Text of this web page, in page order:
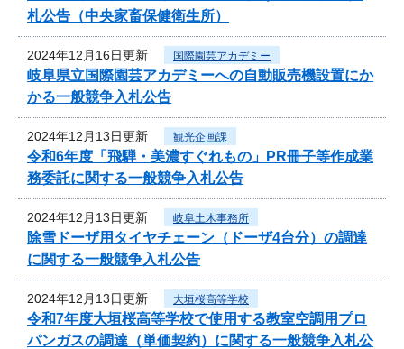
札公告（中央家畜保健衛生所）
2024年12月16日更新 国際園芸アカデミー
岐阜県立国際園芸アカデミーへの自動販売機設置にか
かる一般競争入札公告
2024年12月13日更新 観光企画課
令和6年度「飛騨・美濃すぐれもの」PR冊子等作成業
務委託に関する一般競争入札公告
2024年12月13日更新 岐阜土木事務所
除雪ドーザ用タイヤチェーン（ドーザ4台分）の調達
に関する一般競争入札公告
2024年12月13日更新 大垣桜高等学校
令和7年度大垣桜高等学校で使用する教室空調用プロ
パンガスの調達（単価契約）に関する一般競争入札公